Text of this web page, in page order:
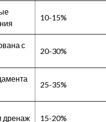
10-15%
с
20-30%
25-35%
дренаж 15-20%